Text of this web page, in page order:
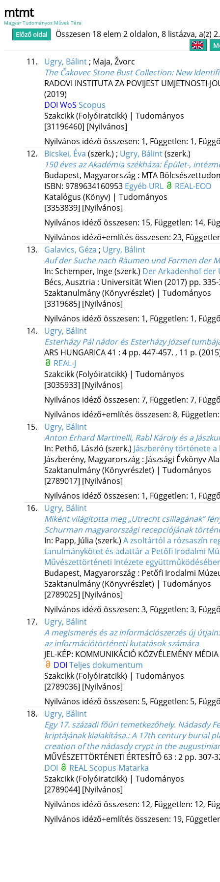
mtmt
Magyar Tudományos Művek Tára
Előző oldal Összesen 18 elem 2 oldalon, 8 listázva, a(z)
11. Ugry, Bálint; Maja, Žvorc
The Čakovec Stone Bust Collection: New
RADOVI INSTITUTA ZA POVIJEST UMJETNOSTI-
(2019)
DOI WoS Scopus
Szakcikk (Folyóiratcikk) | Tudományos
[31196460] [Nyilvános]
Nyilvános idéző összesen: 1, Független: 1,
12.
Bicskei, Éva (szerk.) ; Ugry, Bálint(szerk.)
150 éves az Akadémia székháza: Épület-,
Budapest, Magyarország : MTA
ISBN: 9789634160953 Egyéb URL
REAL-EOD
Katalógus (Könyv) | Tudományos
[3353839] [Nyilvános]
Nyilvános idéző összesen: 15, Független: 14,
Nyilvános idéző+említés összesen: 23,
13.
Galavics, Géza ; Ugry, Bálint
Auf der Suche nach Räumen und Formen der
In: Schemper, Inge (szerk.) Der Arkadenhof
Bécs, Ausztria : Universität Wien (2017) pp.
Szaktanulmány (Könyvrészlet) | Tudományos
[3319685] [Nyilvános]
Nyilvános idéző összesen: 1, Független: 1,
14.
Ugry, Bálint
Esterházy Pál nádor és Esterházy József
ARS HUNGARICA41 : 4 pp. 447-457. , 11 p.
REAL-J
Szakcikk (Folyóiratcikk) | Tudományos
[3035933] [Nyilvános]
Nyilvános idéző összesen: 7, Független: 7,
Nyilvános idéző+említés összesen: 8,
15.
Ugry, Bálint
Anton Erhard Martinelli, Rabl Károly és a
In: Pethő, László (szerk.) Jászberény története
Jászberény, Magyarország : Jászsági Évkönyv
Szaktanulmány (Könyvrészlet) | Tudományos
[2789017] [Nyilvános]
Nyilvános idéző összesen: 1, Független: 1,
16.
Ugry, Bálint
Miként világította meg „Utrecht csillagának”
Schurman magyarországi recepciójának
In: Papp, Júlia (szerk.) A zsoltártól a rózsaszín
tanulmánykötet és adattár a Petőfi Irodalmi
Művészettörténeti Intézete
Budapest, Magyarország : Petőfi Irodalmi
Szaktanulmány (Könyvrészlet) | Tudományos
[2789025] [Nyilvános]
Nyilvános idéző összesen: 3, Független: 3,
17.
Ugry, Bálint
A megismerés és az információszerzés új útjain
az információtörténeti kutatások számára
JEL-KÉP: KOMMUNIKÁCIÓ KÖZVÉLEMÉNY MÉDIA
DOI Teljes dokumentum
Szakcikk (Folyóiratcikk) | Tudományos
[2789036] [Nyilvános]
Nyilvános idéző összesen: 5, Független: 5,
18.
Ugry, Bálint
Egy 17. századi főúri temetkezőhely. Nádasdy
kriptájának kialakítása.: A 17th century burial
creation of the nádasdy crypt in the
MŰVÉSZETTÖRTÉNETI ÉRTESÍTŐ 63: 2 pp. 307-
DOI
REALScopus Matarka
Szakcikk (Folyóiratcikk) | Tudományos
[2789044] [Nyilvános]
Nyilvános idéző összesen: 12, Független: 12,
Nyilvános idéző+említés összesen: 19,